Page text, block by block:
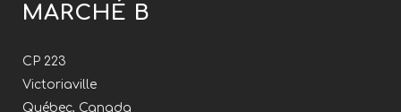
MARCHÉ B
CP 223
Victoriaville
Québec, Canada